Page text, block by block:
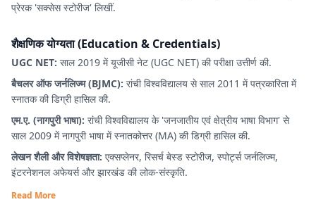
प्रेरक 'सक्सेस स्टोरीज' लिखीं.
शैक्षणिक योग्यता (Education & Credentials)
UGC NET: साल 2019 में यूजीसी नेट (UGC NET) की परीक्षा उत्तीर्ण की.
बैचलर ऑफ जर्नलिज्म (BJMC): रांची विश्वविद्यालय से साल 2011 में पत्रकारिता में
स्नातक की डिग्री हासिल की.
एम.ए. (नागपुरी भाषा): रांची विश्वविद्यालय के 'जनजातीय एवं क्षेत्रीय भाषा विभाग' से
साल 2009 में नागपुरी भाषा में स्नातकोत्तर (MA) की डिग्री हासिल की.
लेखन शैली और विशेषज्ञता: एक्सप्लेनर, रिसर्च बेस्ड स्टोरीज, स्पोर्ट्स जर्नलिज्म,
इंटरनेशनल अफेयर्स और झारखंड की लोक-संस्कृति.
Read More